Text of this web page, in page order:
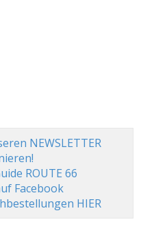
NEWSLETTER
ROUTE 66
Facebook
HIER